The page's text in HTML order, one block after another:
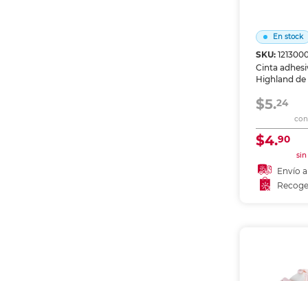
En stock
SKU:
Cinta
Highland
firme sobre
empaques.
$5.24
con
$4.90
sin
Envío